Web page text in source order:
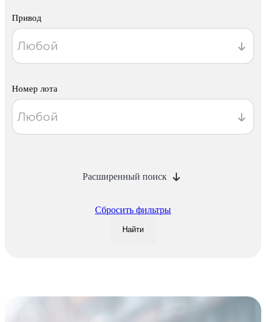
Привод
Номер лота
Расширенный поиск
Сбросить фильтры
Найти